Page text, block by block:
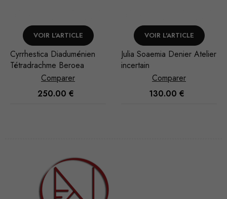
VOIR L'ARTICLE
Julia Soaemia Denier Atelier
incertain
Comparer
130.00€
VOIR L'ARTICLE
L. Calpurnius Piso Denier
Rome
Comparer
120.00€